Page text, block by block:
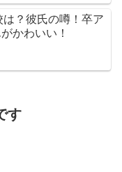
？彼氏の噂！卒ア
かわいい！
す